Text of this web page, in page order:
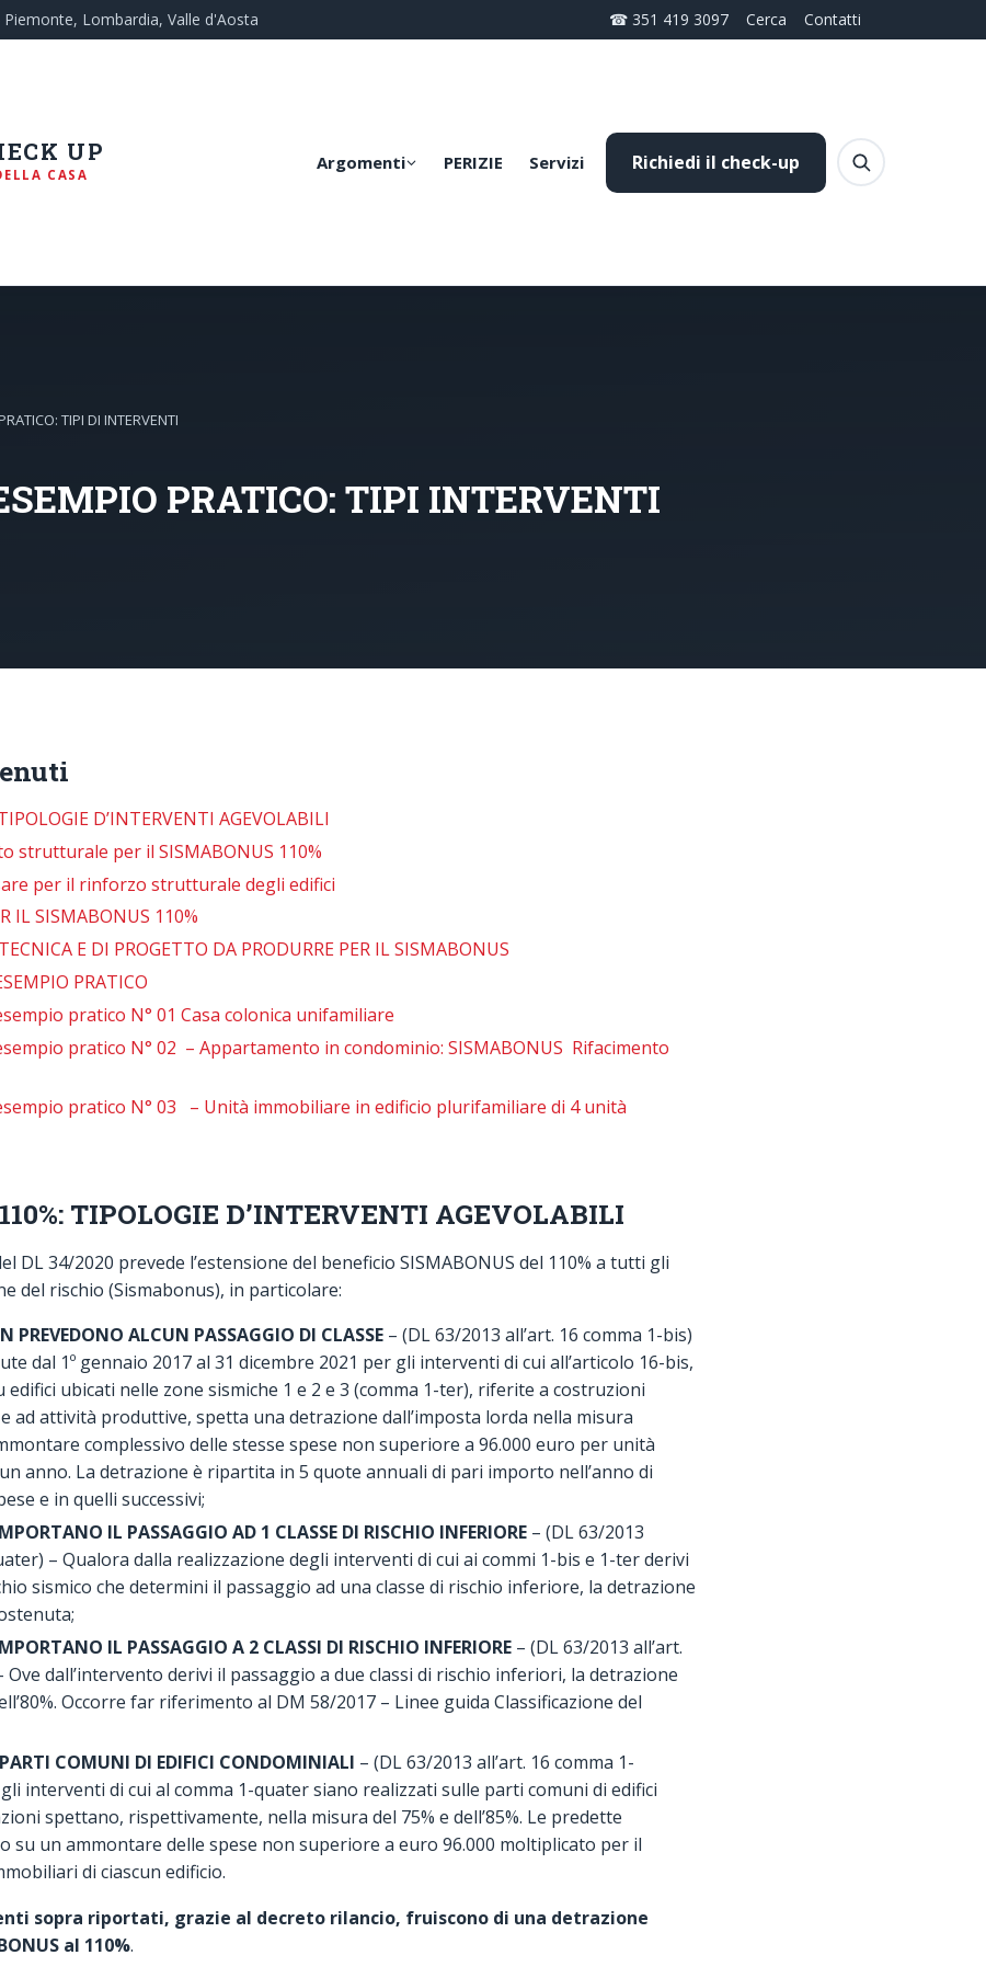
Lombardia, Valle d'Aosta ☎ 351 419 3097 Cerca Contatti
UP
CASA
Argomenti PERIZIE Servizi Richiedi il check-up
TIPI DI INTERVENTI
PRATICO: TIPI INTERVENTI
D’INTERVENTI AGEVOLABILI
strutturale per il SISMABONUS 110%
per il rinforzo strutturale degli edifici
IL SISMABONUS 110%
E DI PROGETTO DA PRODURRE PER IL SISMABONUS
PRATICO
pratico N° 01 Casa colonica unifamiliare
pratico N° 02 – Appartamento in condominio: SISMABONUS Rifacimento
pratico N° 03 – Unità immobiliare in edificio plurifamiliare di 4 unità
TIPOLOGIE D’INTERVENTI AGEVOLABILI
DL 34/2020 prevede l’estensione del beneficio SISMABONUS del 110% a tutti gli
del rischio (Sismabonus), in particolare:
PREVEDONO ALCUN PASSAGGIO DI CLASSE– (DL 63/2013 all’art. 16 comma 1-bis)
dal 1º gennaio 2017 al 31 dicembre 2021 per gli interventi di cui all’articolo 16-bis,
edifici ubicati nelle zone sismiche 1 e 2 e 3 (comma 1-ter), riferite a costruzioni
ad attività produttive, spetta una detrazione dall’imposta lorda nella misura
complessivo delle stesse spese non superiore a 96.000 euro per unità
anno. La detrazione è ripartita in 5 quote annuali di pari importo nell’anno di
e in quelli successivi;
IL PASSAGGIO AD 1 CLASSE DI RISCHIO INFERIORE– (DL 63/2013
– Qualora dalla realizzazione degli interventi di cui ai commi 1-bis e 1-ter derivi
sismico che determini il passaggio ad una classe di rischio inferiore, la detrazione
IL PASSAGGIO A 2 CLASSI DI RISCHIO INFERIORE– (DL 63/2013 all’art.
Ove dall’intervento derivi il passaggio a due classi di rischio inferiori, la detrazione
Occorre far riferimento al DM 58/2017 – Linee guida Classificazione del
COMUNI DI EDIFICI CONDOMINIALI – (DL 63/2013 all’art. 16 comma 1-
interventi di cui al comma 1-quater siano realizzati sulle parti comuni di edifici
spettano, rispettivamente, nella misura del 75% e dell’85%. Le predette
su un ammontare delle spese non superiore a euro 96.000 moltiplicato per il
di ciascun edificio.
sopra riportati, grazie al decreto rilancio, fruiscono di una detrazione
al 110%.